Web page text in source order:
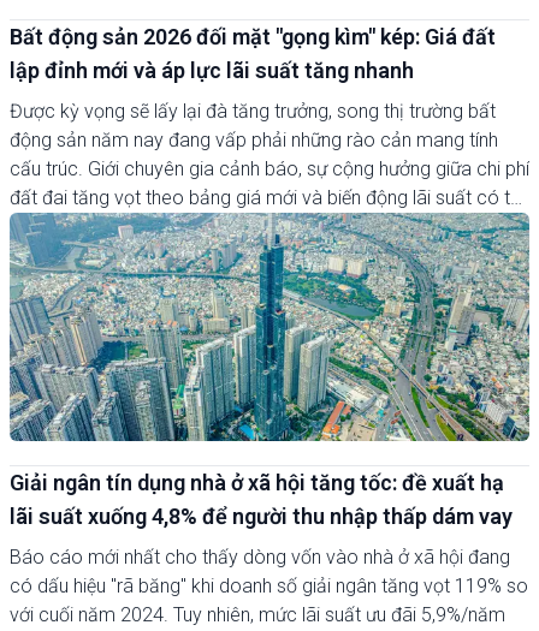
Bất động sản 2026 đối mặt "gọng kìm" kép: Giá đất
lập đỉnh mới và áp lực lãi suất tăng nhanh
Được kỳ vọng sẽ lấy lại đà tăng trưởng, song thị trường bất
động sản năm nay đang vấp phải những rào cản mang tính
cấu trúc. Giới chuyên gia cảnh báo, sự cộng hưởng giữa chi phí
đất đai tăng vọt theo bảng giá mới và biến động lãi suất có thể
khiến nguồn cung tiếp tục tắc nghẽn và thanh khoản sụt giảm.
Giải ngân tín dụng nhà ở xã hội tăng tốc: đề xuất hạ
lãi suất xuống 4,8% để người thu nhập thấp dám vay
Báo cáo mới nhất cho thấy dòng vốn vào nhà ở xã hội đang
có dấu hiệu "rã băng" khi doanh số giải ngân tăng vọt 119% so
với cuối năm 2024. Tuy nhiên, mức lãi suất ưu đãi 5,9%/năm